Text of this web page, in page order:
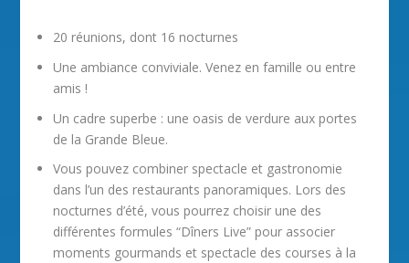
20 réunions, dont 16 nocturnes
Une ambiance conviviale. Venez en famille ou entre
amis !
Un cadre superbe : une oasis de verdure aux portes
de la Grande Bleue.
Vous pouvez combiner spectacle et gastronomie
dans l’un des restaurants panoramiques. Lors des
nocturnes d’été, vous pourrez choisir une des
différentes formules “Dîners Live” pour associer
moments gourmands et spectacle des courses à la